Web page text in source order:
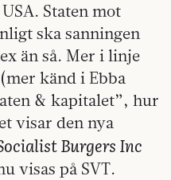
Staten mot
ska sanningen
än så. Mer i linje
känd i Ebba
& kapitalet”, hur
visar den nya
Burgers Inc
visas på SVT.